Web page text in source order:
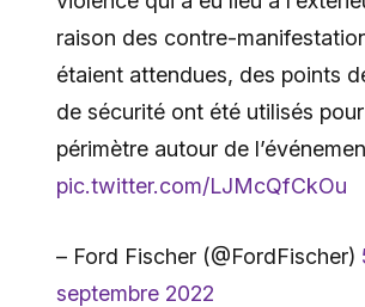
raison des contre-
étaient attendues, des points
de sécurité ont été utilisés
périmètre autour de
pic.twitter.com/LJMcQfCkOu
– Ford Fischer (@FordFischer)
septembre 2022